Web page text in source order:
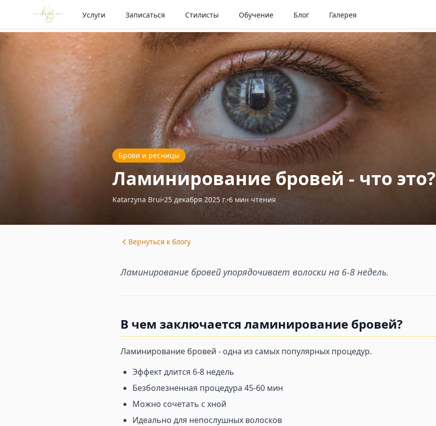
Услуги Записаться Стилисты Обучение Блог Галерея
Брови и ресницы
Ламинирование бровей - что это?
Katarzyna Brui 25 декабря 2025 г. 6 мин чтения
Вернуться к блогу
Ламинирование бровей упорядочивает волоски на 6-8 недель.
В чем заключается ламинирование бровей?
Ламинирование бровей - одна из самых популярных процедур.
Эффект длится 6-8 недель
Безболезненная процедура 45-60 мин
Можно сочетать с хной
Идеально для непослушных волосков